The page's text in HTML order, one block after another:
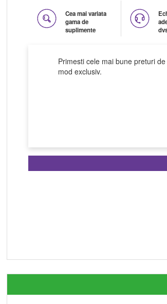
Cea mai variata
gama de
suplimente
Primesti cele mai bune preturi
mod exclusiv.